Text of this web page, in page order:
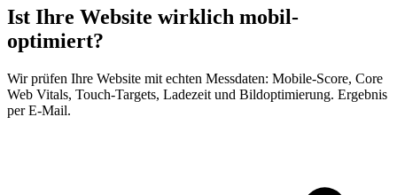
Ist Ihre Website wirklich mobil-
optimiert?
Wir prüfen Ihre Website mit echten Messdaten: Mobile-Score, Core
Web Vitals, Touch-Targets, Ladezeit und Bildoptimierung. Ergebnis
per E-Mail.